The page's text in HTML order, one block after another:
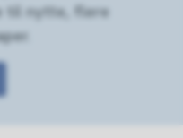
til nytte, flere